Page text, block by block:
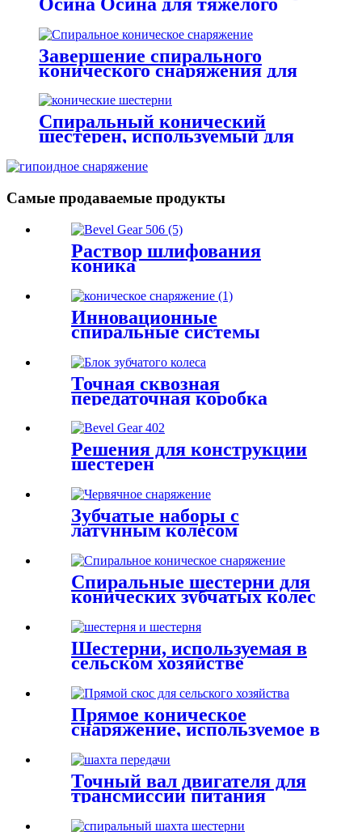
Завершение спирального
конического снаряжения для
сельскохозяйственной коробки
передач
Спиральный конический
шестерен, используемый для
Самые продаваемые продукты
Раствор шлифования
коника
Инновационные
спиральные системы
передач -привода Bevel
Точная сквозная
передаточная коробка
передач с точностью
Решения для конструкции
шестерен
Зубчатые наборы с
латунным колесом
червями
Спиральные шестерни для
конических зубчатых колес
передач
Шестерни, используемая в
сельском хозяйстве
Прямое коническое
снаряжение, используемое в
сельском хозяйстве
Точный вал двигателя для
трансмиссии питания